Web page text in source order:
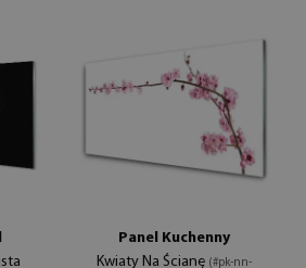
Panel Kuchenny
Kwiaty Na Ścianę (#pk-nn-